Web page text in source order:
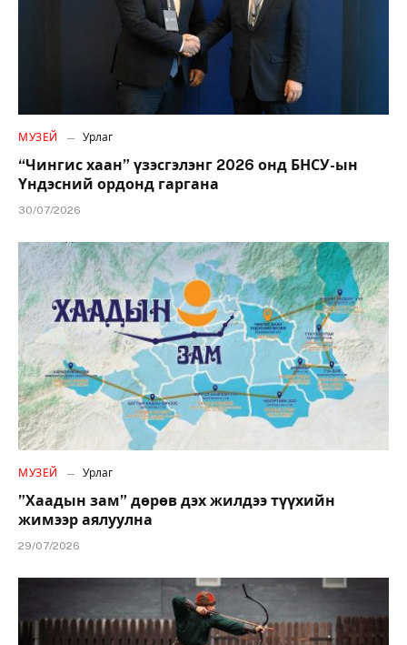
МУЗЕЙ Урлаг
“Чингис хаан” үзэсгэлэнг 2026 онд БНСУ-ын
Үндэсний ордонд гаргана
30/07/2026
МУЗЕЙ Урлаг
”Хаадын зам” дөрөв дэх жилдээ түүхийн
жимээр аялуулна
29/07/2026